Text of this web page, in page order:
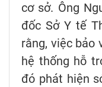
cơ sở. Ông
đốc Sở Y tế
rằng, việc bảo
hệ thống hỗ
đó phát hiện